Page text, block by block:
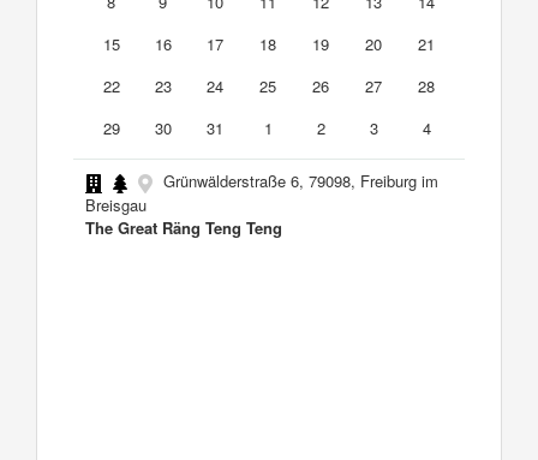
15
16 17 18 19 20
21
22
23 24 25 26 27
28
29
30 31 1 2 3 4
Grünwälderstraße 6, 79098, Freiburg im
Breisgau
The Great Räng Teng Teng